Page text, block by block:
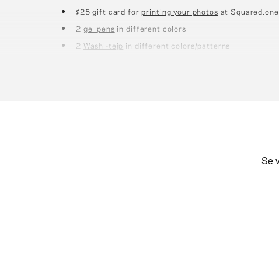
$25 gift card forprinting your photos at Squared.one
2 gel pens in different colors
2 Washi-tejp in different colors/patterns